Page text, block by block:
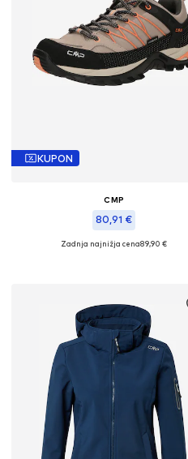
KUPON
CMP
80,91 €
Razpoložljive velikosti: 36, 38, 41, 42
Zadnja najnižja cena89,90 €